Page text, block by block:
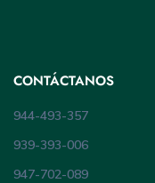
CONTÁCTANOS
944-493-357
939-393-006
947-702-089